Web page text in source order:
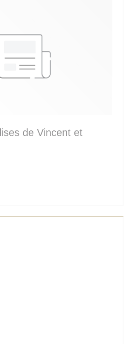
de Vincent et
EN UNA NUEVA VENTANA))